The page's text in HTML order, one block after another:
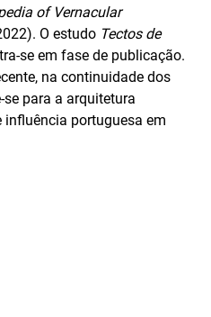
of Vernacular
O estudo Tectos de
em fase de publicação.
na continuidade dos
para a arquitetura
portuguesa em